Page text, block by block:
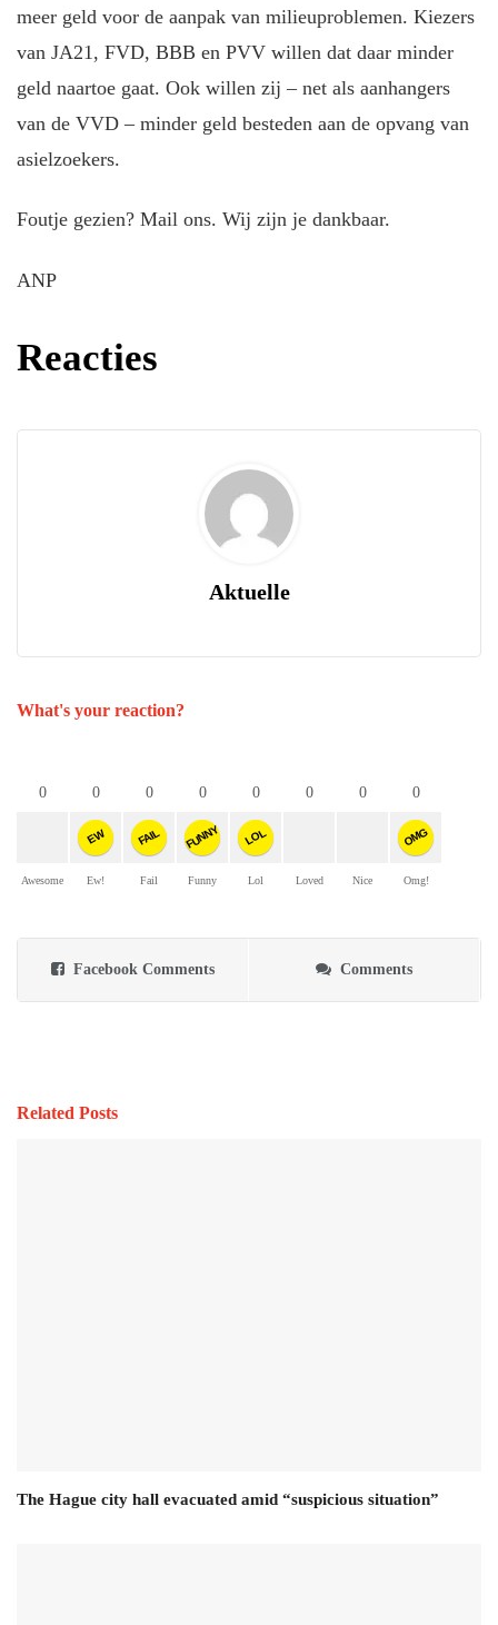
meer geld voor de aanpak van milieuproblemen. Kiezers
van JA21, FVD, BBB en PVV willen dat daar minder
geld naartoe gaat. Ook willen zij – net als aanhangers
van de VVD – minder geld besteden aan de opvang van
asielzoekers.
Foutje gezien? Mail ons. Wij zijn je dankbaar.
ANP
Reacties
Aktuelle
What's your reaction?
0
Awesome
0
EW
Ew!
0
FAIL
Fail
0
FUNNY
Funny
0
LOL
Lol
0
Loved
0
Nice
0
OMG
Omg!
Facebook Comments Comments
Related Posts
The Hague city hall evacuated amid “suspicious situation”